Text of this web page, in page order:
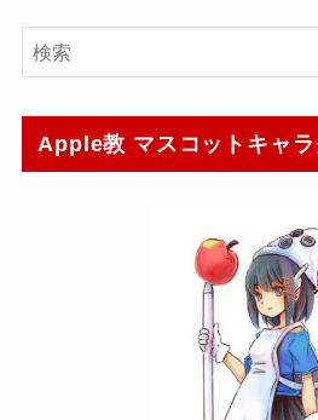
Apple教 マスコットキャ